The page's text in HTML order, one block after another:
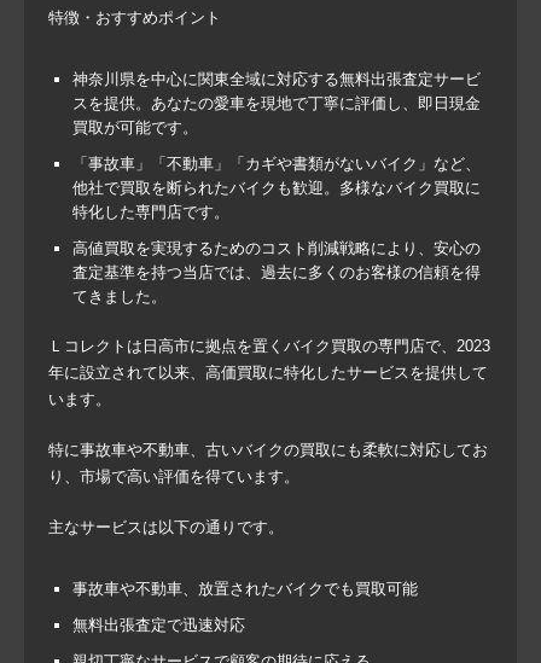
特徴・おすすめポイント
神奈川県を中心に関東全域に対応する無料出張査定サービ
スを提供。あなたの愛車を現地で丁寧に評価し、即日現金
買取が可能です。
「事故車」「不動車」「カギや書類がないバイク」など、
他社で買取を断られたバイクも歓迎。多様なバイク買取に
特化した専門店です。
高値買取を実現するためのコスト削減戦略により、安心の
査定基準を持つ当店では、過去に多くのお客様の信頼を得
てきました。
Ｌコレクトは日高市に拠点を置くバイク買取の専門店で、2023
年に設立されて以来、高価買取に特化したサービスを提供して
います。
特に事故車や不動車、古いバイクの買取にも柔軟に対応してお
り、市場で高い評価を得ています。
主なサービスは以下の通りです。
事故車や不動車、放置されたバイクでも買取可能
無料出張査定で迅速対応